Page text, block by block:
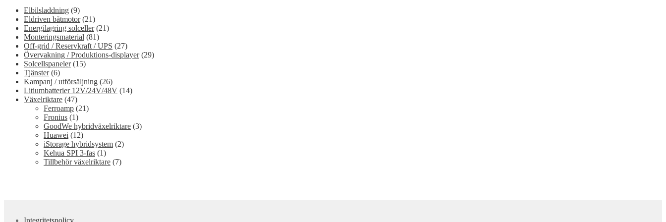
Elbilsladdning (9)
Eldriven båtmotor (21)
Energilagring solceller (21)
Monteringsmaterial (81)
Off-grid / Reservkraft / UPS (27)
Övervakning / Produktions-displayer (29)
Solcellspaneler (15)
Tjänster (6)
Kampanj / utförsäljning (26)
Litiumbatterier 12V/24V/48V (14)
Växelriktare (47)
Ferroamp (21)
Fronius (1)
GoodWe hybridväxelriktare (3)
Huawei (12)
iStorage hybridsystem (2)
Kehua SPI 3-fas (1)
Tillbehör växelriktare (7)
Integritetspolicy